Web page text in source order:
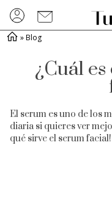
»Blog
¿Cuál
El serum es uno de los
diaria si quieres ver
qué sirve el serum facial!